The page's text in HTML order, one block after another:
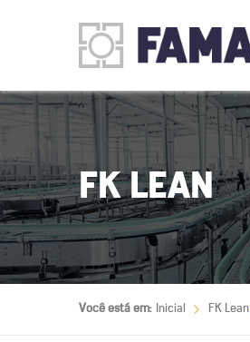
FK LEAN
Você está em: Inicial FK Lean